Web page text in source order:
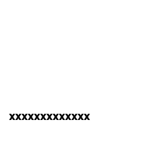
xxxxxxxxxxxxx